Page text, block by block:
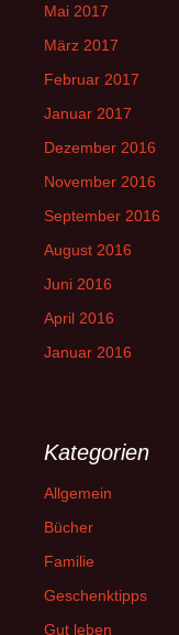
Mai 2017
März 2017
Februar 2017
Januar 2017
Dezember 2016
November 2016
September 2016
August 2016
Juni 2016
April 2016
Januar 2016
Kategorien
Allgemein
Bücher
Familie
Geschenktipps
Gut leben